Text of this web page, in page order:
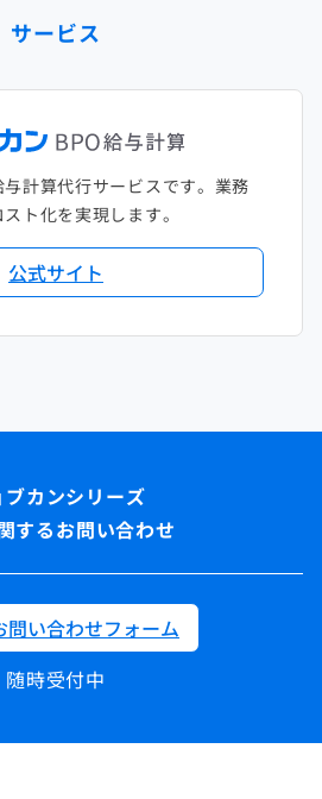
サービス
計算代行サービスです。業務
ト化を実現します。
公式サイト
するお問い合わせ
問い合わせフォーム
随時受付中